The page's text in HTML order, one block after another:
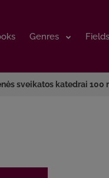
Genres
Genres
sveikatos katedrai 100